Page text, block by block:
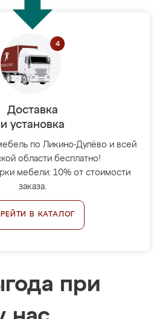
Доставка
и установка
по Ликино-Дулёво и всей
области бесплатно!
мебели: 10% от стоимости
заказа.
В КАТАЛОГ
при